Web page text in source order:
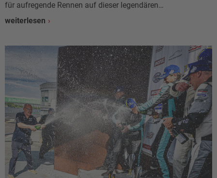
für aufregende Rennen auf dieser legendären…
weiterlesen